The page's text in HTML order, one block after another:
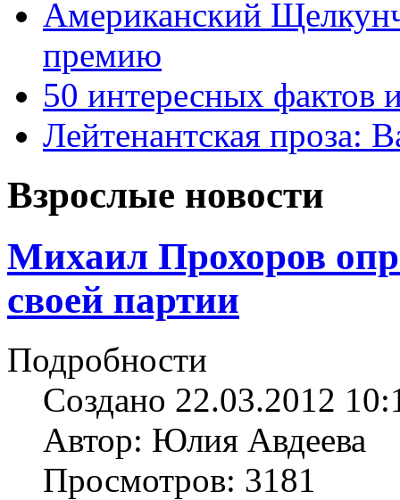
Американский
премию
50 интересных фактов
Лейтенантская проза:
Взрослые новости
Михаил Прохоров
своей партии
Подробности
Создано 22.03.2012
Автор: Юлия Авдеева
Просмотров: 3181